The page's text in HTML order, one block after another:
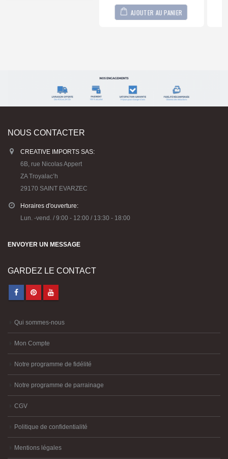
AJOUTER AU PANIER
NOUS CONTACTER
CREATIVE IMPORTS SAS:
6B, rue Nicolas Appert
ZA Troyalac’h
29170 SAINT EVARZEC
Horaires d'ouverture:
Lun. -vend. / 9:00 - 12:00 / 13:30 - 18:00
ENVOYER UN MESSAGE
GARDEZ LE CONTACT
Qui sommes-nous
Mon Compte
Notre programme de fidélité
Notre programme de parrainage
CGV
Politique de confidentialité
Mentions légales